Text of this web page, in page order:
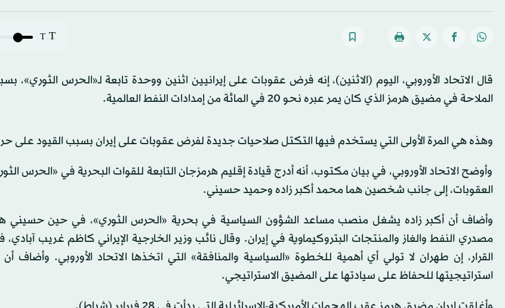
T
T
قال الاتحاد الأوروبي، اليوم (الاثنين)، إنه فرض عقوبات على إيرانيين اثنين ووحدة تابعة لـ«الحرس الثوري»،
الملاحة في مضيق هرمز الذي كان يمر عبره نحو 20 في المائة من إمدادات النفط العالمية.
وهذه هي المرة الأولى التي يستخدم فيها التكتل صلاحيات جديدة لفرض عقوبات على إيران بسبب القيود على
وأوضح الاتحاد الأوروبي، في بيان مكتوب، أنه أدرج قيادة إقليم هرمزجان التابعة للقوات البحرية في «الحرس
العقوبات، إلى جانب شخصين هما محمد أكبر زاده وحميد حسيني.
وأضاف أن أكبر زاده يشغل منصب مساعد الشؤون السياسية في بحرية «الحرس الثوري»، في حين حسيني
مصدري النفط والغاز والمنتجات البتروكيماوية في إيران. وقال نائب وزير الخارجية الإيراني كاظم غريب
القرار، إن طهران لا تولي أي أهمية للخطوة «السياسية والمنافقة» التي اتخذها الاتحاد الأوروبي. وأضاف
استراتيجيتها للحفاظ على سيادتها على المضيق الاستراتيجي.